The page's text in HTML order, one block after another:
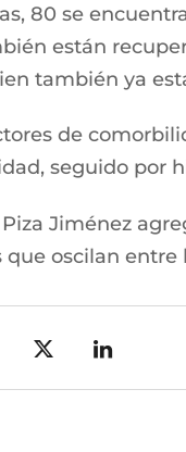
80 se
están
también ya
de
seguido por
Jiménez
oscilan entre